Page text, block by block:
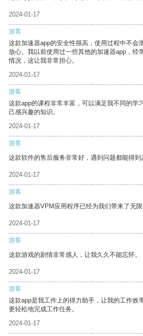
2024-01-17
游客
这款加速器app的安全性很高，使用过程中不会
放心。我以前使用过一些其他的加速器app，经
情况，这让我非常担心。
2024-01-17
游客
这款app的课程非常丰富，可以满足我不同的学
己感兴趣的知识。
2024-01-17
游客
这款软件的售后服务非常好，遇到问题都能得到
2024-01-17
游客
这款加速器VPM应用程序已经为我们带来了无限
2024-01-17
游客
这款游戏的剧情非常感人，让我久久不能忘怀。
2024-01-17
游客
这款app是我工作上的得力助手，让我的工作效
更轻松地完成工作任务。
2024-01-17